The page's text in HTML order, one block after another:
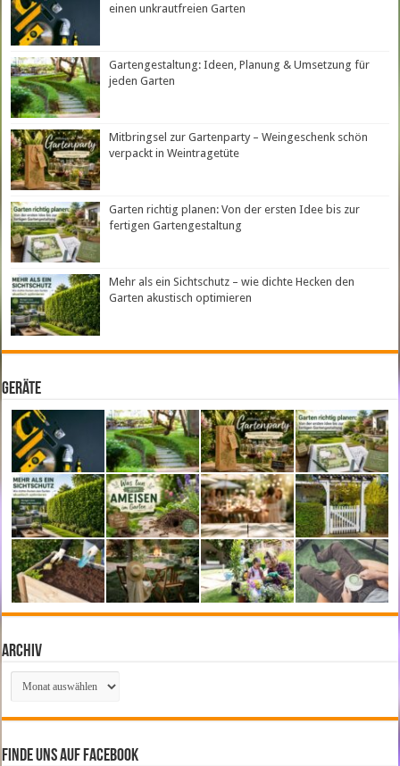
einen unkrautfreien Garten
Gartengestaltung: Ideen, Planung & Umsetzung für
jeden Garten
Mitbringsel zur Gartenparty – Weingeschenk schön
verpackt in Weintragetüte
Garten richtig planen: Von der ersten Idee bis zur
fertigen Gartengestaltung
Mehr als ein Sichtschutz – wie dichte Hecken den
Garten akustisch optimieren
Geräte
Archiv
Archiv
Finde uns auf Facebook